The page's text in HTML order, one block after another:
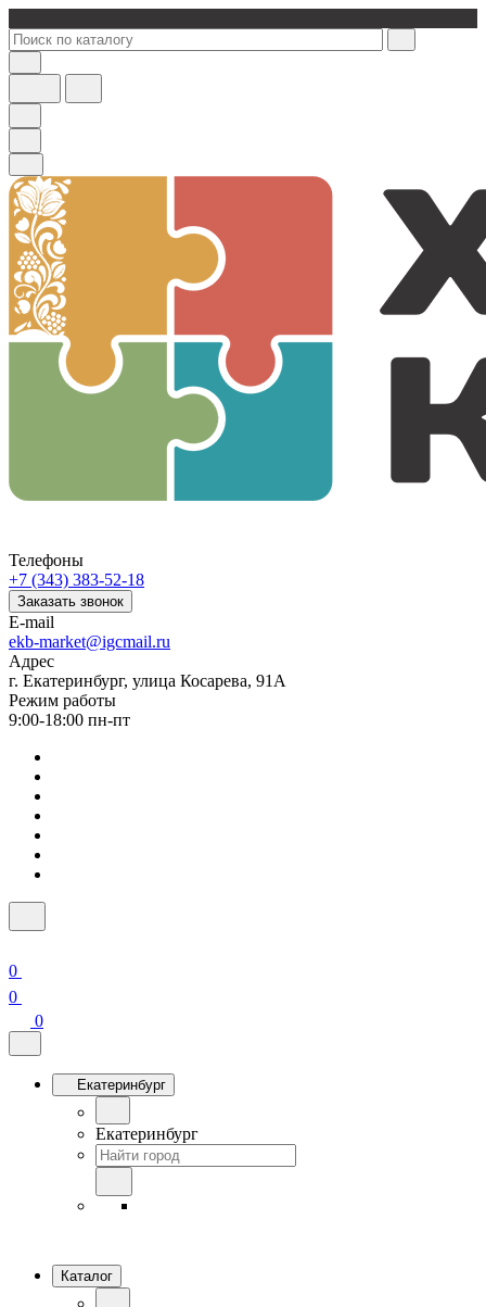
Телефоны
+7 (343) 383-52-18
Заказать звонок
E-mail
ekb-market@igcmail.ru
Адрес
г. Екатеринбург, улица Косарева, 91А
Режим работы
9:00-18:00 пн-пт
0
0
0
Екатеринбург
Екатеринбург
Каталог